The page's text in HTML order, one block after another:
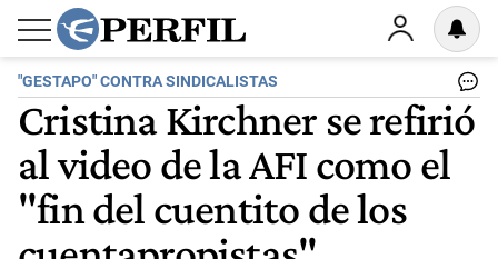
"GESTAPO" CONTRA SINDICALISTAS
Cristina Kirchner se refirió
al video de la AFI como el
"fin del cuentito de los